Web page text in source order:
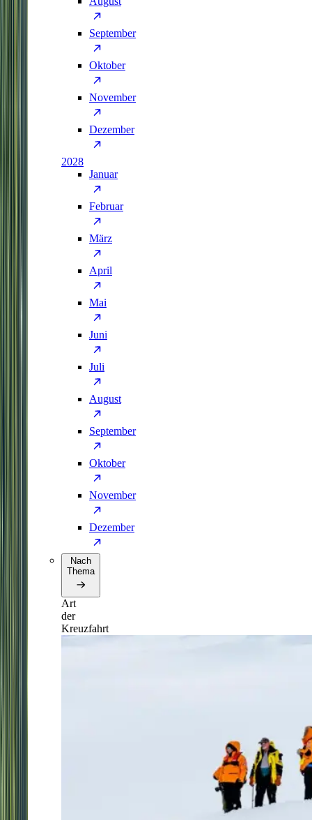
September
Oktober
November
Dezember
2028
Januar
Februar
März
April
Mai
Juni
Juli
August
September
Oktober
November
Dezember
Nach
Thema
Art
der
Kreuzfahrt